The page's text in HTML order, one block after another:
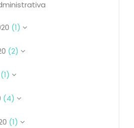
(1)
(2)
(1)
(4)
(1)